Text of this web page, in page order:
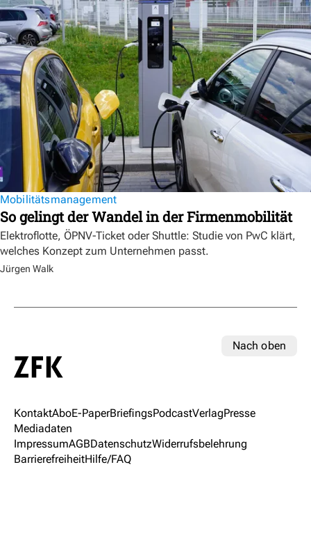
Mobilitätsmanagement
So gelingt der Wandel in der Firmenmobilität
Elektroflotte, ÖPNV-Ticket oder Shuttle: Studie von PwC klärt,
welches Konzept zum Unternehmen passt.
Jürgen Walk
Nach oben
KontaktAboE-PaperBriefingsPodcastVerlagPresse
Mediadaten
ImpressumAGBDatenschutzWiderrufsbelehrung
BarrierefreiheitHilfe/FAQ